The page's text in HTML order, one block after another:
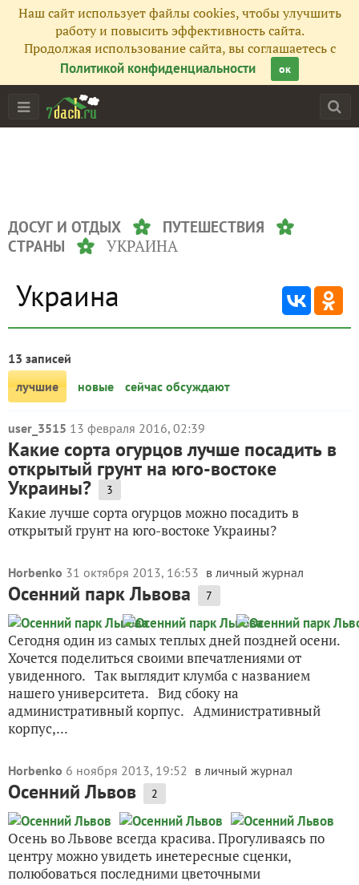
Наш сайт использует файлы cookies, чтобы улучшить
работу и повысить эффективность сайта.
Продолжая использование сайта, вы соглашаетесь с
Политикой конфиденциальности
ок
ДОСУГ И ОТДЫХ
ПУТЕШЕСТВИЯ
СТРАНЫ
УКРАИНА
Украина
13 записей
лучшие
новые сейчас обсуждают
user_3515 13 февраля 2016, 02:39
Какие сорта огурцов лучше посадить в
открытый грунт на юго-востоке
Украины? 3
Какие лучше сорта огурцов можно посадить в
открытый грунт на юго-востоке Украины?
Horbenko 31 октября 2013, 16:53 в личный журнал
Осенний парк Львова 7
Сегодня один из самых теплых дней поздней осени.
Хочется поделиться своими впечатлениями от
увиденного. Так выглядит клумба с названием
нашего университета. Вид сбоку на
административный корпус. Административный
корпус,...
Horbenko 6 ноября 2013, 19:52 в личный журнал
Осенний Львов 2
Осень во Львове всегда красива. Прогуливаясь по
центру можно увидеть инетересные сценки,
полюбоваться последними цветочными